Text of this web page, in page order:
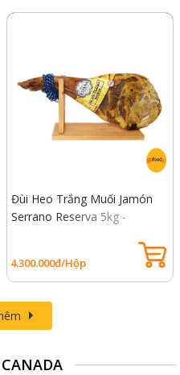
Đùi Heo Trắng Muối Jamón
Serrano Reserva 5kg -
4.300.000đ/Hộp